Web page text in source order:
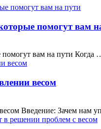
помогут вам
вам на пути Когда
весом
Введение: Зачем нам